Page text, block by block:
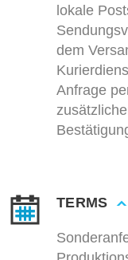
lokale
dem
Anfrage
TERMS